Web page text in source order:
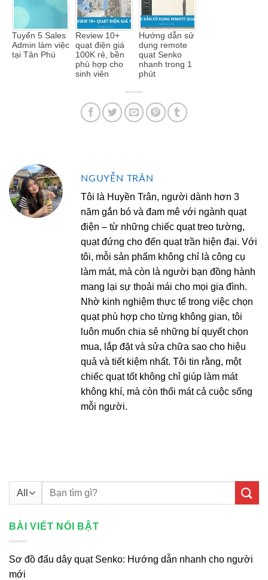
Tuyển 5 Sales
Admin làm việc
tại Tân Phú
Review 10+
quạt điện giá
100K rẻ, bền
phù hợp cho
sinh viên
Hướng dẫn sử
dụng remote
quạt Senko
nhanh trong 1
phút
NGUYỄN TRÂN
Tôi là Huyền Trân, người dành hơn 3
năm gắn bó và đam mê với ngành quạt
điện – từ những chiếc quạt treo tường,
quạt đứng cho đến quạt trần hiện đại. Với
tôi, mỗi sản phẩm không chỉ là công cụ
làm mát, mà còn là người bạn đồng hành
mang lại sự thoải mái cho mọi gia đình.
Nhờ kinh nghiệm thực tế trong việc chọn
quạt phù hợp cho từng không gian, tôi
luôn muốn chia sẻ những bí quyết chọn
mua, lắp đặt và sửa chữa sao cho hiệu
quả và tiết kiệm nhất. Tôi tin rằng, một
chiếc quạt tốt không chỉ giúp làm mát
không khí, mà còn thổi mát cả cuộc sống
mỗi người.
Tìm
BÀI VIẾT NỔI BẬT
Sơ đồ đấu dây quạt Senko: Hướng dẫn nhanh cho người
mới